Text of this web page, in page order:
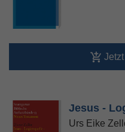
Jesus -
Urs Eike